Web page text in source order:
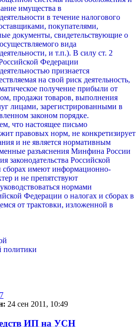
имущества в
в течение налогового
покупателями,
документы, свидетельствующие о
вида
и т.п.). В силу ст. 2
Федерации
признается
на свой риск деятельность,
получение прибыли от
продажи товаров, выполнения
лицами, зарегистрированными в
законом порядке.
что настоящее письмо
правовых норм, не конкретизирует
и не является нормативным
разъяснения Минфина России
законодательства Российской
сборах имеют информационно-
и не препятствуют
нормами
Федерации о налогах и сборах в
от трактовки, изложенной в
политики
24 сен 2011, 10:49
ИП на УСН